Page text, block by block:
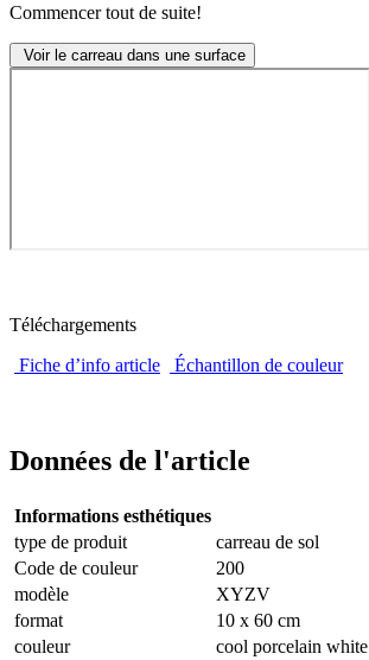
Commencer tout de suite!
Voir le carreau dans une surface
Téléchargements
Fiche d’info article
Échantillon de couleur
Données de l'article
Informations esthétiques
type de produit
carreau de sol
Code de couleur
200
modèle
XYZV
format
10 x 60 cm
couleur
cool porcelain white